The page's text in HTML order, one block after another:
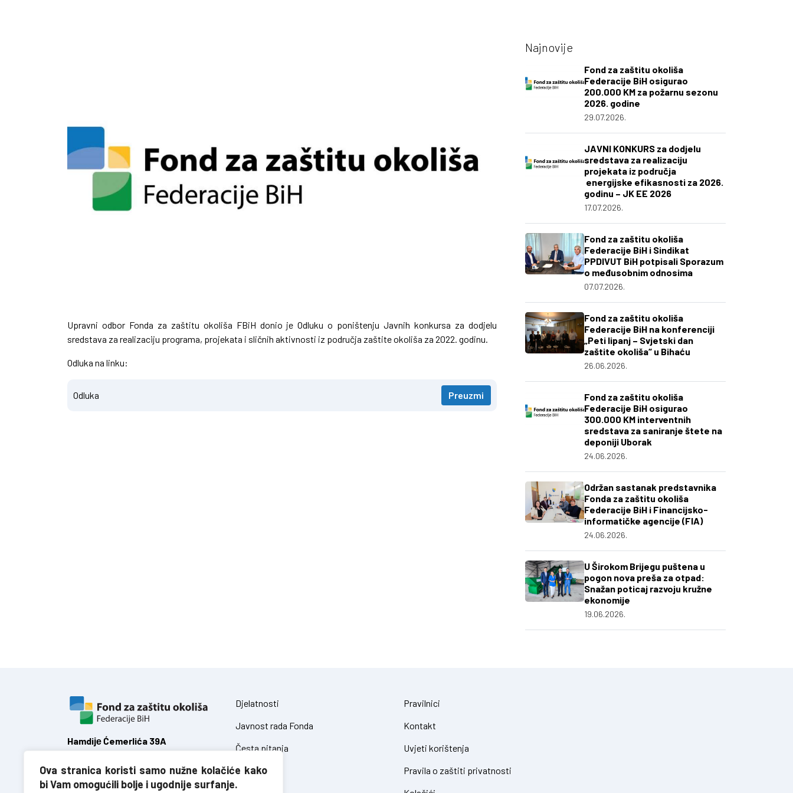
Ova stranica koristi samo nužne kolačiće kako
bi Vam omogućili bolje i ugodnije surfanje.
Upravni odbor Fonda za zaštitu okoliša FBiH donio je Odluku o poništenju Javnih konkursa za dodjelu
sredstava za realizaciju programa, projekata i sličnih aktivnosti iz područja zaštite okoliša za 2022. godinu.
Odluka na linku:
Odluka Preuzmi
Najnovije
Fond za zaštitu okoliša
Federacije BiH osigurao
200.000 KM za požarnu sezonu
2026. godine
29.07.2026.
JAVNI KONKURS za dodjelu
sredstava za realizaciju
projekata iz područja
energijske efikasnosti za 2026.
godinu – JK EE 2026
17.07.2026.
Fond za zaštitu okoliša
Federacije BiH i Sindikat
PPDIVUT BiH potpisali Sporazum
o međusobnim odnosima
07.07.2026.
Fond za zaštitu okoliša
Federacije BiH na konferenciji
„Peti lipanj – Svjetski dan
zaštite okoliša“ u Bihaću
26.06.2026.
Fond za zaštitu okoliša
Federacije BiH osigurao
300.000 KM interventnih
sredstava za saniranje štete na
deponiji Uborak
24.06.2026.
Održan sastanak predstavnika
Fonda za zaštitu okoliša
Federacije BiH i Financijsko-
informatičke agencije (FIA)
24.06.2026.
U Širokom Brijegu puštena u
pogon nova preša za otpad:
Snažan poticaj razvoju kružne
ekonomije
19.06.2026.
Hamdiје Ćemerlića 39A
Federacija Bosne i Hercegovine
Djelatnosti
Javnost rada Fonda
Česta pitanja
Zakoni
Pravilnici
Kontakt
Uvjeti korištenja
Pravila o zaštiti privatnosti